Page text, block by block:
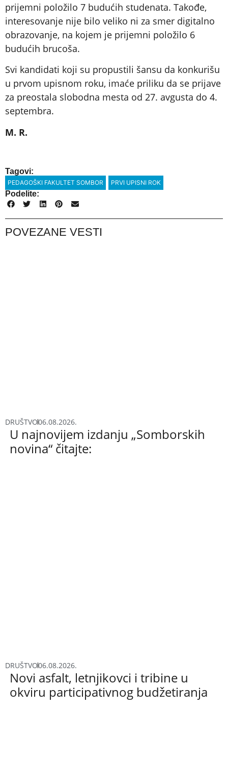
prijemni položilo 7 budućih studenata. Takođe,
interesovanje nije bilo veliko ni za smer digitalno
obrazovanje, na kojem je prijemni položilo 6
budućih brucoša.
Svi kandidati koji su propustili šansu da konkurišu
u prvom upisnom roku, imaće priliku da se prijave
za preostala slobodna mesta od 27. avgusta do 4.
septembra.
M. R.
Tagovi:
PEDAGOŠKI FAKULTET SOMBOR PRVI UPISNI ROK
Podelite:
POVEZANE VESTI
DRUŠTVO06.08.2026.
U najnovijem izdanju „Somborskih
novina“ čitajte:
DRUŠTVO06.08.2026.
Novi asfalt, letnjikovci i tribine u
okviru participativnog budžetiranja